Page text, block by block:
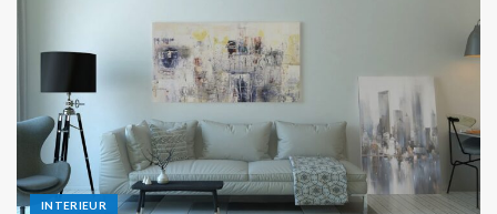
INTERIEUR